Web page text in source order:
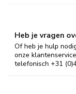
Heb je vragen
Of heb je hulp
onze
telefonisch +31